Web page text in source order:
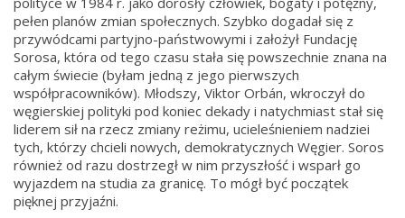
pełen planów zmian społecznych. Szybko dogadał się z
przywódcami partyjno-państwowymi i założył Fundację
Sorosa, która od tego czasu stała się powszechnie znana na
całym świecie (byłam jedną z jego pierwszych
współpracowników). Młodszy, Viktor Orbán, wkroczył do
węgierskiej polityki pod koniec dekady i natychmiast stał się
liderem sił na rzecz zmiany reżimu, ucieleśnieniem nadziei
tych, którzy chcieli nowych, demokratycznych Węgier. Soros
również od razu dostrzegł w nim przyszłość i wsparł go
wyjazdem na studia za granicę. To mógł być początek
pięknej przyjaźni.